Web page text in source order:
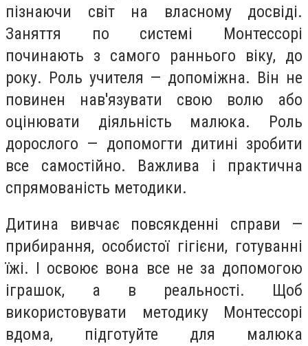
пізнаючи світ на власному досвіді.
Заняття по системі Монтессорі
починають з самого раннього віку, до
року. Роль учителя — допоміжна. Він не
повинен нав'язувати свою волю або
оцінювати діяльність малюка. Роль
дорослого — допомогти дитині зробити
все самостійно. Важлива і практична
спрямованість методики.
Дитина вивчає повсякденні справи —
прибирання, особистої гігієни, готуванні
їжі. І освоює вона все не за допомогою
іграшок, а в реальності. Щоб
використовувати методику Монтессорі
вдома, підготуйте для малюка